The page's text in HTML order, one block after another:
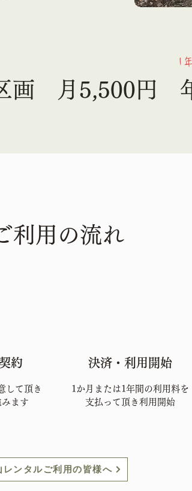
画 月5,500円
1
利用の流れ
約 決済・利用開始
して頂き
ます
1か月または1年間の利用料を
​支払って頂き利用開始
レンタルご利用の皆様へ